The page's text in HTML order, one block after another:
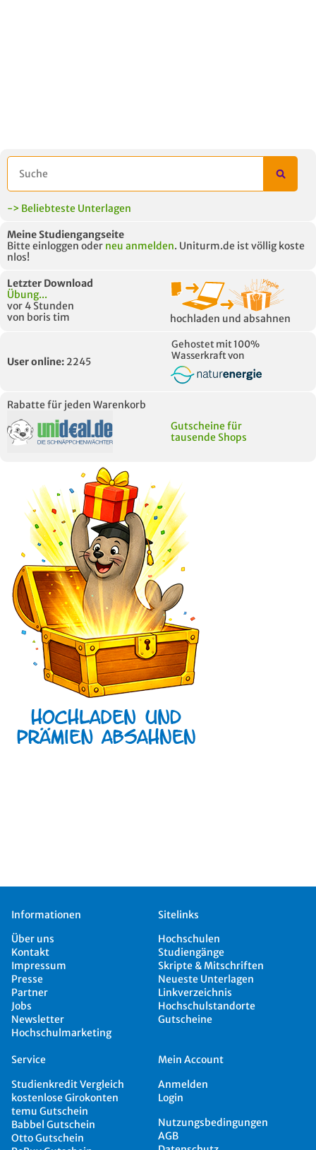
-> Beliebteste Unterlagen
Meine Studiengangseite
Bitte einloggen oder neu anmelden. Uniturm.de ist völlig koste
nlos!
Letzter Download
Übung...
vor 4 Stunden
von boris tim
hochladen und absahnen
User online: 2245
Gehostet mit 100%
Wasserkraft von
Rabatte für jeden Warenkorb
Gutscheine für
tausende Shops
Informationen
Über uns
Kontakt
Impressum
Presse
Partner
Jobs
Newsletter
Hochschulmarketing
Sitelinks
Hochschulen
Studiengänge
Skripte & Mitschriften
Neueste Unterlagen
Linkverzeichnis
Hochschulstandorte
Gutscheine
Service
Studienkredit Vergleich
kostenlose Girokonten
temu Gutschein
Babbel Gutschein
Otto Gutschein
Mein Account
Anmelden
Login
Nutzungsbedingungen
AGB